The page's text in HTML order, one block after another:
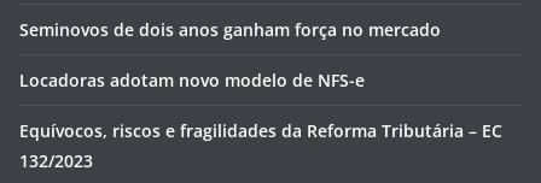
Seminovos de dois anos ganham força no mercado
Locadoras adotam novo modelo de NFS-e
Equívocos, riscos e fragilidades da Reforma Tributária – EC
132/2023